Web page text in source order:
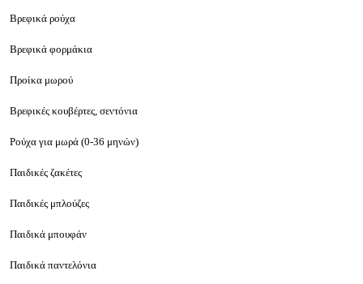
Βρεφικά ρούχα
Βρεφικά φορμάκια
Προίκα μωρού
Βρεφικές κουβέρτες, σεντόνια
Ρούχα για μωρά (0-36 μηνών)
Παιδικές ζακέτες
Παιδικές μπλούζες
Παιδικά μπουφάν
Παιδικά παντελόνια